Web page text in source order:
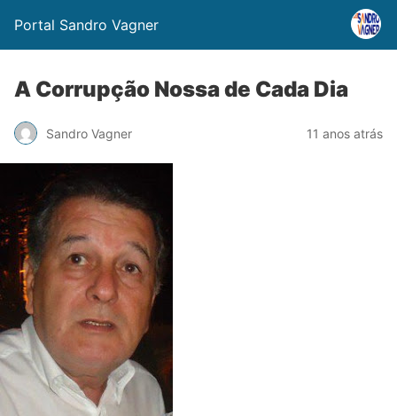
Portal Sandro Vagner
A Corrupção Nossa de Cada Dia
Sandro Vagner 11 anos atrás